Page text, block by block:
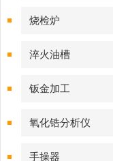
烧检炉
淬火油槽
钣金加工
氧化锆分析仪
手操器